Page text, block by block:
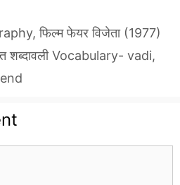
फिल्म फेयर विजेता (1977)
शब्दावली Vocabulary- vadi,